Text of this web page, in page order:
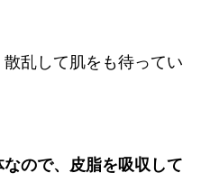
乱して肌をも待ってい
ので、皮脂を吸収して